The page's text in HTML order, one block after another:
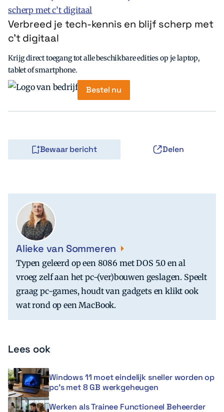
Verbreed je tech-kennis en blijf scherp met
c’t digitaal
Krijg direct toegang tot alle beschikbare edities op je laptop,
tablet of smartphone.
Bestel nu
Bewaar bericht Delen
Alieke van Sommeren
Typen geleerd op een 8086 met DOS 5.0 en al
vroeg zelf aan het pc-(ver)bouwen geslagen. Speelt
graag pc-games, houdt van gadgets en klikt ook
wat rond op een MacBook.
Lees ook
Windows 11 moet eindelijk sneller worden op
pc’s met 8 GB werkgeheugen
Werken als Trainee Functioneel Beheerder